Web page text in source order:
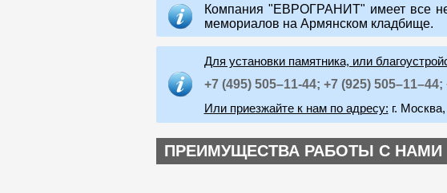
Компания "ЕВРОГРАНИТ" имеет все
мемориалов на Армянском кладбище.
Для установки памятника, или
+7 (495) 505–11-44; +7 (925) 505–11–44;
Или приезжайте к нам по адресу: г.
ПРЕИМУЩЕСТВА РАБОТЫ С НАМИ